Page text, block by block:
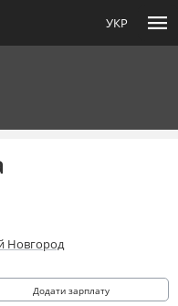
УКР menu
Новгород
Додати зарплату